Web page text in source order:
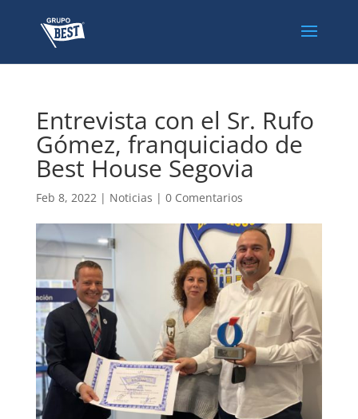
Entrevista con el Sr. Rufo
Gómez, franquiciado de
Best House Segovia
Feb 8, 2022| Noticias | 0 Comentarios